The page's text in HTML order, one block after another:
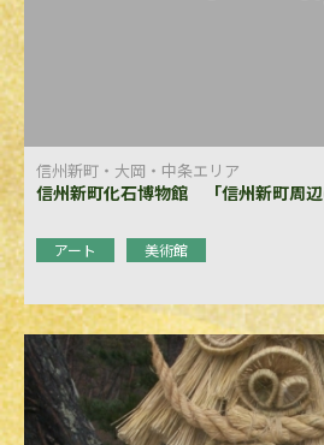
信州新町・大岡・中条エリア
信州新町化石博物館 「信州新町周辺
アート 美術館